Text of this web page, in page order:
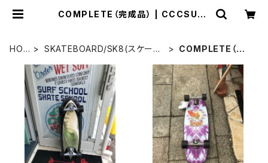
COMPLETE（完成品） | CCCSURF
HO
SKATEBOARD/SK8(スケート
COMPLETE（完